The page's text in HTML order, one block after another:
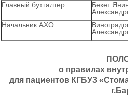
Главный бухгалтер
Бекет
Начальник АХО
о правилах
для пациентов КГБУЗ